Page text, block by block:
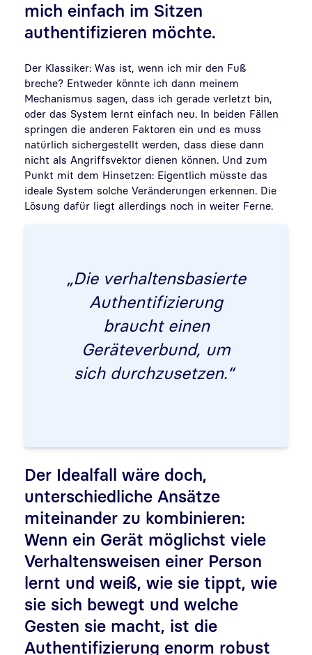
mich einfach im Sitzen
authentifizieren möchte.
Der Klassiker: Was ist, wenn ich mir den Fuß
breche? Entweder könnte ich dann meinem
Mechanismus sagen, dass ich gerade verletzt bin,
oder das System lernt einfach neu. In beiden Fällen
springen die anderen Faktoren ein und es muss
natürlich sichergestellt werden, dass diese dann
nicht als Angriffsvektor dienen können. Und zum
Punkt mit dem Hinsetzen: Eigentlich müsste das
ideale System solche Veränderungen erkennen. Die
Lösung dafür liegt allerdings noch in weiter Ferne.
„Die verhaltensbasierte
Authentifizierung
braucht einen
Geräteverbund, um
sich durchzusetzen.“
Der Idealfall wäre doch,
unterschiedliche Ansätze
miteinander zu kombinieren:
Wenn ein Gerät möglichst viele
Verhaltensweisen einer Person
lernt und weiß, wie sie tippt, wie
sie sich bewegt und welche
Gesten sie macht, ist die
Authentifizierung enorm robust